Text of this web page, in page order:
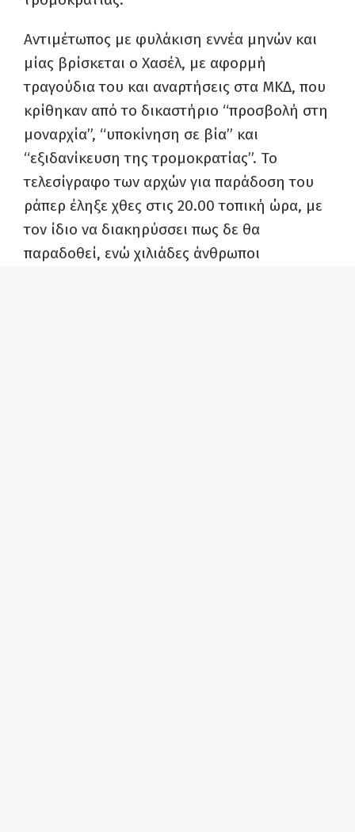
Αντιμέτωπος με φυλάκιση εννέα μηνών και
μίας βρίσκεται ο Χασέλ, με αφορμή
τραγούδια του και αναρτήσεις στα ΜΚΔ, που
κρίθηκαν από το δικαστήριο “προσβολή στη
μοναρχία”, “υποκίνηση σε βία” και
“εξιδανίκευση της τρομοκρατίας”. Το
τελεσίγραφο των αρχών για παράδοση του
ράπερ έληξε χθες στις 20.00 τοπική ώρα, με
τον ίδιο να διακηρύσσει πως δε θα
παραδοθεί, ενώ χιλιάδες άνθρωποι